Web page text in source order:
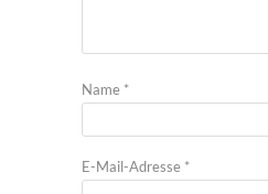
Name *
E-Mail-Adresse *